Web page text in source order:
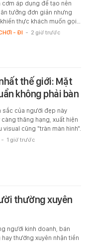
cơm áp dụng để tạo nên
tưởng đơn giản nhưng
thực khách muốn gọi…
- ĐI - 2 giờ trước
thế giới: Mặt
không phải bàn
sắc của người đẹp này
càng thăng hạng, xuất hiện
visual cũng "tràn màn hình".
- 1 giờ trước
thường xuyên
người kinh doanh, bán
hay thường xuyên nhận tiền